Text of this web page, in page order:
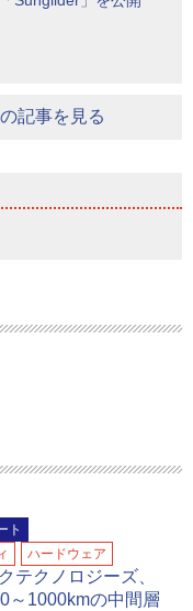
記事を見る
ト
ハードウェア
テクノロジーズ、
～1000kmの中間層